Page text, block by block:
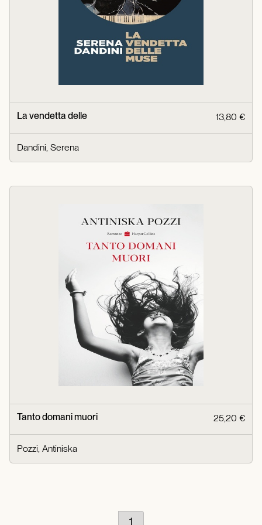
La vendetta delle 13,80 €
Dandini, Serena
Tanto domani muori 25,20 €
Pozzi, Antiniska
1